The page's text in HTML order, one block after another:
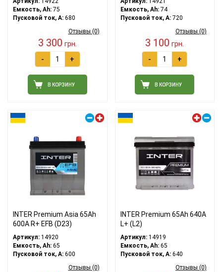
Емкость, Ah: 75
Пусковой ток, A: 680
Отзывы (0)
3 300 грн.
- +
В КОРЗИНУ
Емкость, Ah:74
Пусковой ток, A:720
Отзывы (0)
3 100 грн.
- +
В КОРЗИНУ
INTER Premium Asia 65Ah
600A R+ EFB (D23)
Артикул: 14920
Емкость, Ah: 65
Пусковой ток, A: 600
Отзывы (0)
INTER Premium 65Ah 640A
L+ (L2)
Артикул:14919
Емкость, Ah:65
Пусковой ток, A:640
Отзывы (0)